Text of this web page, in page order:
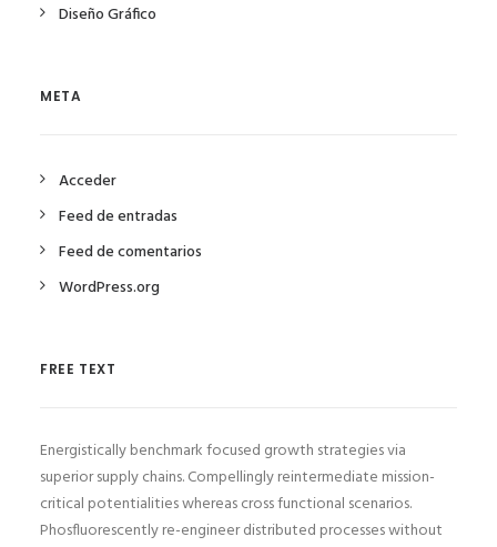
Diseño Gráfico
META
Acceder
Feed de entradas
Feed de comentarios
WordPress.org
FREE TEXT
Energistically benchmark focused growth strategies via
superior supply chains. Compellingly reintermediate mission-
critical potentialities whereas cross functional scenarios.
Phosfluorescently re-engineer distributed processes without